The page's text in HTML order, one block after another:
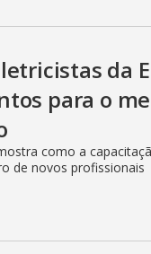
da
para o
como a
de novos profissionais